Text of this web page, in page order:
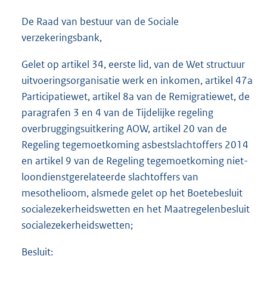
2
De Raad van bestuur van de Sociale
verzekeringsbank,
Gelet op artikel 34, eerste lid, van de Wet structuur
uitvoeringsorganisatie werk en inkomen, artikel 47a
Participatiewet, artikel 8a van de Remigratiewet, de
paragrafen 3 en 4 van de Tijdelijke regeling
overbruggingsuitkering AOW, artikel 20 van de
Regeling tegemoetkoming asbestslachtoffers 2014
en artikel 9 van de Regeling tegemoetkoming niet-
loondienstgerelateerde slachtoffers van
mesothelioom, alsmede gelet op het Boetebesluit
socialezekerheidswetten en het Maatregelenbesluit
socialezekerheidswetten;
Besluit: